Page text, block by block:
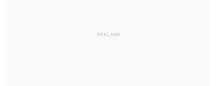
REKLAMA